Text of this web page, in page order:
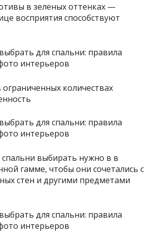
в зеленых оттенках —
восприятия способствуют
количествах
выбирать нужно в в
гамме, чтобы они сочетались с
стен и другими предметами